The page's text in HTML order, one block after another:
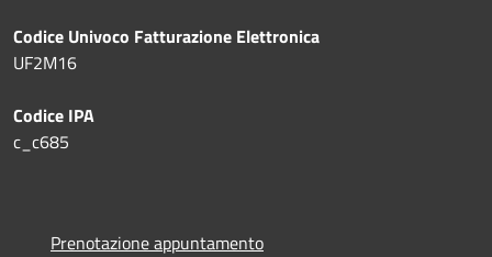
Codice Univoco Fatturazione Elettronica
UF2M16
Codice IPA
c_c685
Prenotazione appuntamento